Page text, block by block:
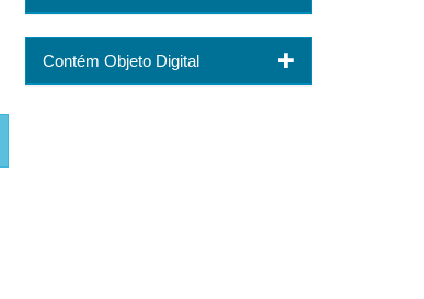
Contém Objeto Digital